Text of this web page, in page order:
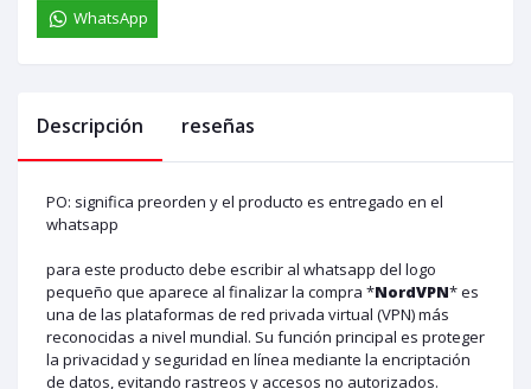
WhatsApp
Descripción reseñas
PO: significa preorden y el producto es entregado en el
whatsapp
para este producto debe escribir al whatsapp del logo
pequeño que aparece al finalizar la compra *NordVPN*es
una de las plataformas de red privada virtual (VPN) más
reconocidas a nivel mundial. Su función principal es proteger
la privacidad y seguridad en línea mediante la encriptación
de datos, evitando rastreos y accesos no autorizados.